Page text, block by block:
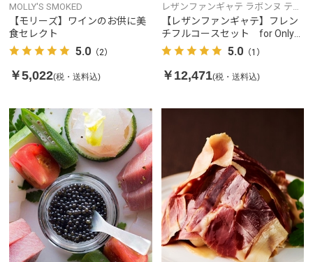
MOLLY'S SMOKED
【モリーズ】ワインのお供に美
食セレクト
5.0 （2）
￥5,022(税・送料込)
レザンファンギャテ ラボンヌ テリ
ーヌ
【レザンファンギャテ】フレン
チフルコースセット for Only
I（お一人様コース）
5.0（1）
￥12,471(税・送料込)